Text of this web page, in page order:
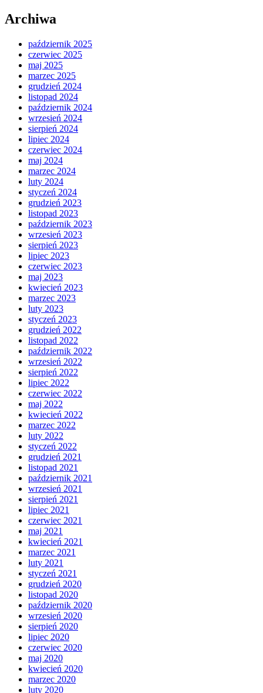
Archiwa
październik 2025
czerwiec 2025
maj 2025
marzec 2025
grudzień 2024
listopad 2024
październik 2024
wrzesień 2024
sierpień 2024
lipiec 2024
czerwiec 2024
maj 2024
marzec 2024
luty 2024
styczeń 2024
grudzień 2023
listopad 2023
październik 2023
wrzesień 2023
sierpień 2023
lipiec 2023
czerwiec 2023
maj 2023
kwiecień 2023
marzec 2023
luty 2023
styczeń 2023
grudzień 2022
listopad 2022
październik 2022
wrzesień 2022
sierpień 2022
lipiec 2022
czerwiec 2022
maj 2022
kwiecień 2022
marzec 2022
luty 2022
styczeń 2022
grudzień 2021
listopad 2021
październik 2021
wrzesień 2021
sierpień 2021
lipiec 2021
czerwiec 2021
maj 2021
kwiecień 2021
marzec 2021
luty 2021
styczeń 2021
grudzień 2020
listopad 2020
październik 2020
wrzesień 2020
sierpień 2020
lipiec 2020
czerwiec 2020
maj 2020
kwiecień 2020
marzec 2020
luty 2020